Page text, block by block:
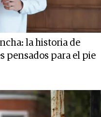
la historia de
pensados para el pie